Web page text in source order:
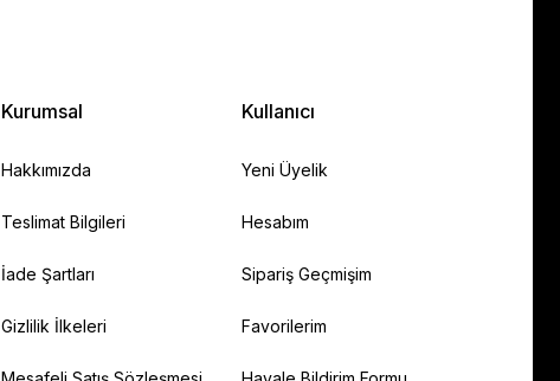
Kurumsal
Hakkımızda
Teslimat Bilgileri
İade Şartları
Gizlilik İlkeleri
Kullanıcı
Yeni Üyelik
Hesabım
Sipariş Geçmişim
Favorilerim